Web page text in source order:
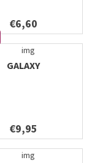
€6,60
GALAXY
€9,95